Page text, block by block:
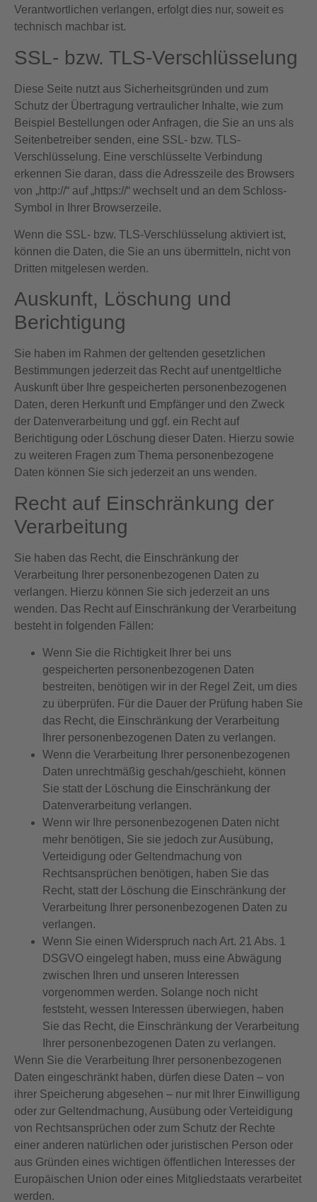
Verantwortlichen verlangen, erfolgt dies nur, soweit es
technisch machbar ist.
SSL- bzw. TLS-Verschlüsselung
Diese Seite nutzt aus Sicherheitsgründen und zum
Schutz der Übertragung vertraulicher Inhalte, wie zum
Beispiel Bestellungen oder Anfragen, die Sie an uns als
Seitenbetreiber senden, eine SSL- bzw. TLS-
Verschlüsselung. Eine verschlüsselte Verbindung
erkennen Sie daran, dass die Adresszeile des Browsers
von „http://“ auf „https://“ wechselt und an dem Schloss-
Symbol in Ihrer Browserzeile.
Wenn die SSL- bzw. TLS-Verschlüsselung aktiviert ist,
können die Daten, die Sie an uns übermitteln, nicht von
Dritten mitgelesen werden.
Auskunft, Löschung und
Berichtigung
Sie haben im Rahmen der geltenden gesetzlichen
Bestimmungen jederzeit das Recht auf unentgeltliche
Auskunft über Ihre gespeicherten personenbezogenen
Daten, deren Herkunft und Empfänger und den Zweck
der Datenverarbeitung und ggf. ein Recht auf
Berichtigung oder Löschung dieser Daten. Hierzu sowie
zu weiteren Fragen zum Thema personenbezogene
Daten können Sie sich jederzeit an uns wenden.
Recht auf Einschränkung der
Verarbeitung
Sie haben das Recht, die Einschränkung der
Verarbeitung Ihrer personenbezogenen Daten zu
verlangen. Hierzu können Sie sich jederzeit an uns
wenden. Das Recht auf Einschränkung der Verarbeitung
besteht in folgenden Fällen:
Wenn Sie die Richtigkeit Ihrer bei uns
gespeicherten personenbezogenen Daten
bestreiten, benötigen wir in der Regel Zeit, um dies
zu überprüfen. Für die Dauer der Prüfung haben Sie
das Recht, die Einschränkung der Verarbeitung
Ihrer personenbezogenen Daten zu verlangen.
Wenn die Verarbeitung Ihrer personenbezogenen
Daten unrechtmäßig geschah/geschieht, können
Sie statt der Löschung die Einschränkung der
Datenverarbeitung verlangen.
Wenn wir Ihre personenbezogenen Daten nicht
mehr benötigen, Sie sie jedoch zur Ausübung,
Verteidigung oder Geltendmachung von
Rechtsansprüchen benötigen, haben Sie das
Recht, statt der Löschung die Einschränkung der
Verarbeitung Ihrer personenbezogenen Daten zu
verlangen.
Wenn Sie einen Widerspruch nach Art. 21 Abs. 1
DSGVO eingelegt haben, muss eine Abwägung
zwischen Ihren und unseren Interessen
vorgenommen werden. Solange noch nicht
feststeht, wessen Interessen überwiegen, haben
Sie das Recht, die Einschränkung der Verarbeitung
Ihrer personenbezogenen Daten zu verlangen.
Wenn Sie die Verarbeitung Ihrer personenbezogenen
Daten eingeschränkt haben, dürfen diese Daten – von
ihrer Speicherung abgesehen – nur mit Ihrer Einwilligung
oder zur Geltendmachung, Ausübung oder Verteidigung
von Rechtsansprüchen oder zum Schutz der Rechte
einer anderen natürlichen oder juristischen Person oder
aus Gründen eines wichtigen öffentlichen Interesses der
Europäischen Union oder eines Mitgliedstaats verarbeitet
werden.